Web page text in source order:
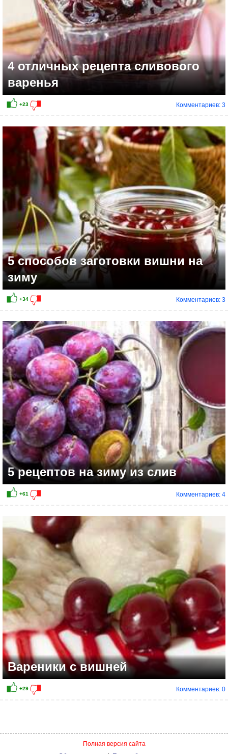
+31
+18
4 отличных рецепта сливового
варенья
Комментариев: 3
5 способов заготовки вишни на
зиму
Комментариев: 3
5 рецептов на зиму из слив
Комментариев: 4
Вареники с вишней
Комментариев: 0
Полная версия сайта